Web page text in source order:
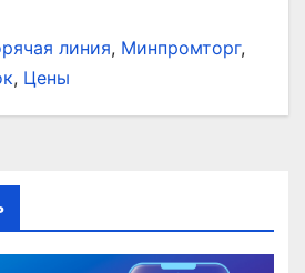
линия, Минпромторг,
, Цены